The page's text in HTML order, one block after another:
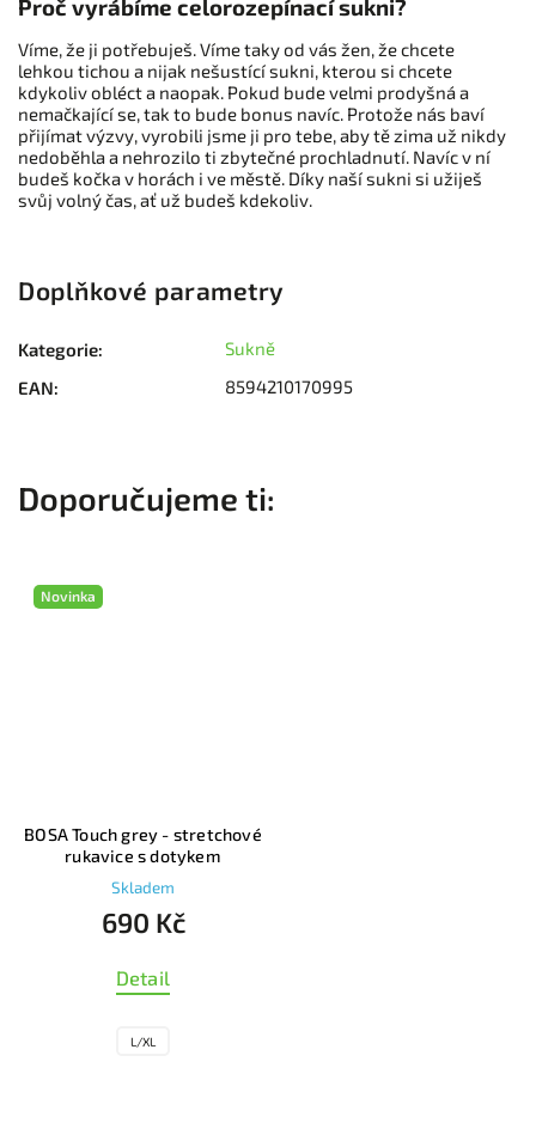
Proč vyrábíme celorozepínací sukni?
Víme, že ji potřebuješ. Víme taky od vás žen, že chcete
lehkou tichou a nijak nešustící sukni, kterou si chcete
kdykoliv obléct a naopak. Pokud bude velmi prodyšná a
nemačkající se, tak to bude bonus navíc. Protože nás baví
přijímat výzvy, vyrobili jsme ji pro tebe, aby tě zima už nikdy
nedoběhla a nehrozilo ti zbytečné prochladnutí. Navíc v ní
budeš kočka v horách i ve městě. Díky naší sukni si užiješ
svůj volný čas, ať už budeš kdekoliv.
Doplňkové parametry
Kategorie:
Sukně
EAN: 8594210170995
Novinka
BOSA Touch grey - stretchové
rukavice s dotykem
Skladem
690 Kč
Detail
L/XL